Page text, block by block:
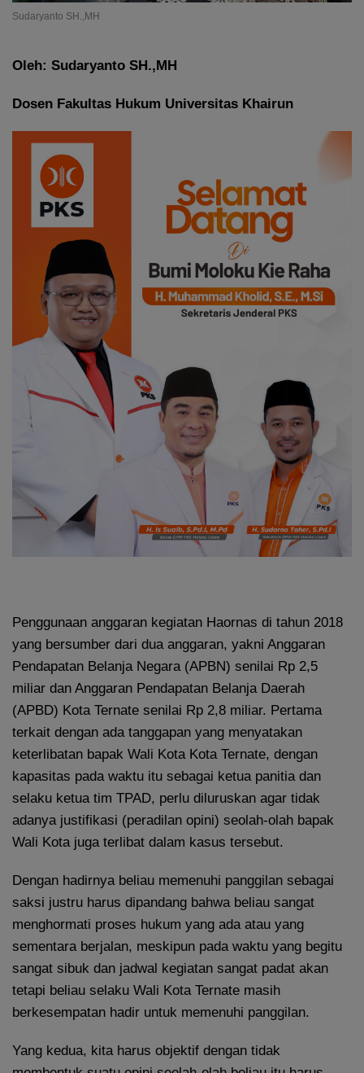
Sudaryanto SH.,MH
Oleh: Sudaryanto SH.,MH
Dosen Fakultas Hukum Universitas Khairun
Penggunaan anggaran kegiatan Haornas di tahun 2018
yang bersumber dari dua anggaran, yakni Anggaran
Pendapatan Belanja Negara (APBN) senilai Rp 2,5
miliar dan Anggaran Pendapatan Belanja Daerah
(APBD) Kota Ternate senilai Rp 2,8 miliar. Pertama
terkait dengan ada tanggapan yang menyatakan
keterlibatan bapak Wali Kota Kota Ternate, dengan
kapasitas pada waktu itu sebagai ketua panitia dan
selaku ketua tim TPAD, perlu diluruskan agar tidak
adanya justifikasi (peradilan opini) seolah-olah bapak
Wali Kota juga terlibat dalam kasus tersebut.
Dengan hadirnya beliau memenuhi panggilan sebagai
saksi justru harus dipandang bahwa beliau sangat
menghormati proses hukum yang ada atau yang
sementara berjalan, meskipun pada waktu yang begitu
sangat sibuk dan jadwal kegiatan sangat padat akan
tetapi beliau selaku Wali Kota Ternate masih
berkesempatan hadir untuk memenuhi panggilan.
Yang kedua, kita harus objektif dengan tidak